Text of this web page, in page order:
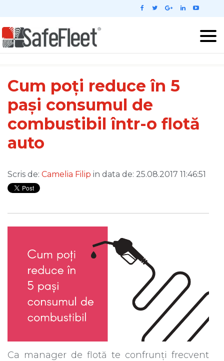
Cum poți reduce în 5
pași consumul de
combustibil într-o flotă
auto
Scris de: Camelia Filip in data de: 25.08.2017 11:46:51
Ca manager de flotă te confrunți frecvent